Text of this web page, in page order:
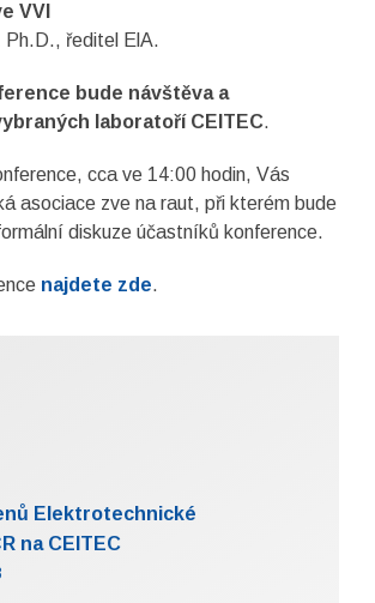
VVI
Ph.D., ředitel ElA.
bude návštěva a
laboratoří CEITEC.
cca ve 14:00 hodin, Vás
asociace zve na raut, při kterém bude
diskuze účastníků konference.
najdete zde.
Elektrotechnické
na CEITEC